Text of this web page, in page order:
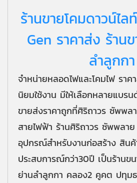
ร้านขายโคมดาวน์ไ
Gen ราคาส่ง ร้าน
ลำลูกกา
จำหน่ายหลอดไฟและโคมไฟ รา
นิยมใช้งาน มีให้เลือกหลายแบร
ขายส่งราคาถูกที่ศิริถาวร ซัพพ
สายไฟฟ้า ร้านศิริถาวร ซัพพลา
อุปกรณ์สำหรับงานก่อสร้าง สิน
ประสบการณ์กว่า30ปี เป็นร้านข
ย่านลำลูกกา คลอง2 คูคต ปทุมธ